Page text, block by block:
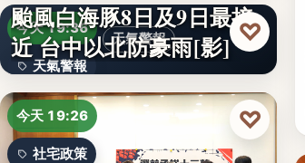
天氣警報
今天 19:36
天氣警報
文字
颱風白海豚8日及9日最接
近 台中以北防豪雨[影] ♡
今天 19:26
社宅政策
♡